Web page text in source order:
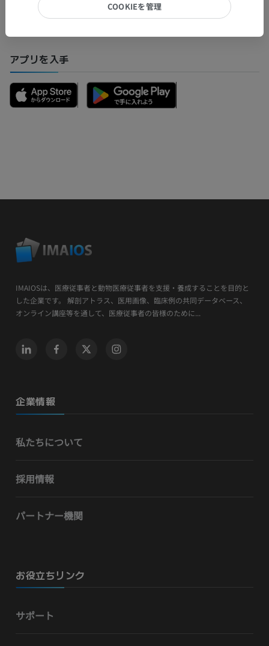
問題を報告
アプリを入手
IMAIOSは、医療従事者と動物医療従事者を支援・養成することを目的と
した企業です。 解剖アトラス、医用画像、臨床例の共同データベース、
オンライン講座等を通して、医療従事者の皆様のために...
企業情報
私たちについて
採用情報
パートナー機関
お役立ちリンク
サポート
COOKIEを管理